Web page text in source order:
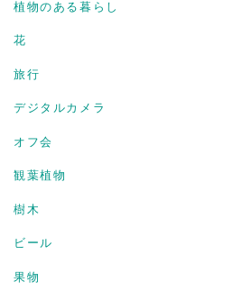
植物のある暮らし
花
旅行
デジタルカメラ
オフ会
観葉植物
樹木
ビール
果物